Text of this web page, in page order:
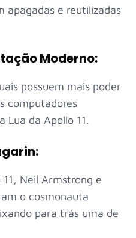
apagadas e reutilizadas
Moderno:
possuem mais poder
computadores
Lua da Apollo 11.
Neil Armstrong e
o cosmonauta
para trás uma de